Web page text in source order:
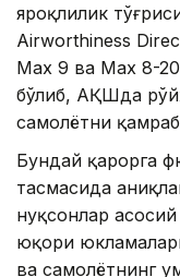
яроқлилик
Airworthiness
Max 9 ва Max 8-
бўлиб, АҚШда
самолётни
Бундай қарорга
тасмасида
нуқсонлар
юқори
ва самолётнинг